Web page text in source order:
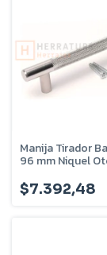
Manija Tirador
96 mm Niquel
$7.392,48